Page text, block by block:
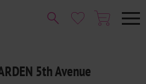
5th Avenue